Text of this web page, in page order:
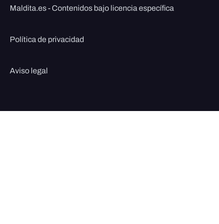
Maldita.es - Contenidos bajo licencia específica
Política de privacidad
Aviso legal